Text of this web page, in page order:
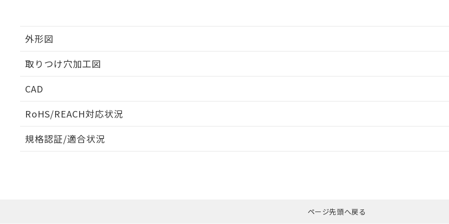
外形図
取りつけ穴加工図
CAD
RoHS/REACH対応状況
EU RoHS 注意事項・凡例
ダウンロードはこちら
規格認証/適合状況
ページ先頭へ戻る